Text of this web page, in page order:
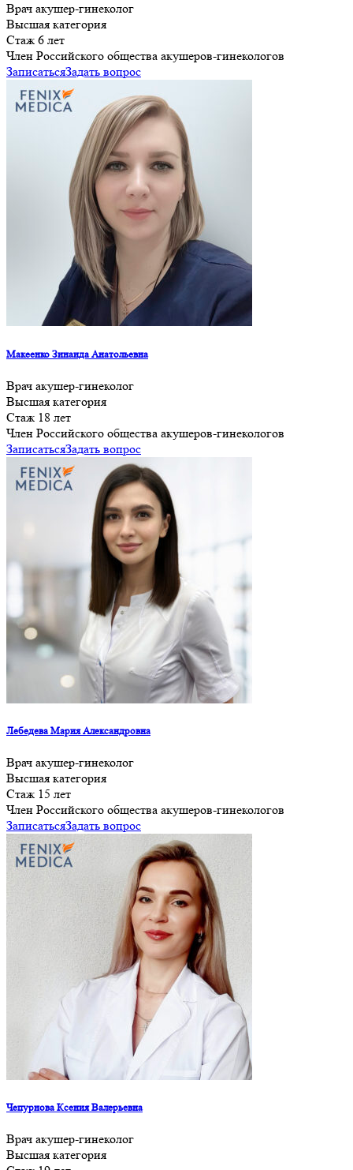
Врач акушер-гинеколог
Высшая категория
Стаж 6 лет
Член Российского общества акушеров-гинекологов
ЗаписатьсяЗадать вопрос
Макеенко Зинаида Анатольевна
Врач акушер-гинеколог
Высшая категория
Стаж 18 лет
Член Российского общества акушеров-гинекологов
ЗаписатьсяЗадать вопрос
Лебедева Мария Александровна
Врач акушер-гинеколог
Высшая категория
Стаж 15 лет
Член Российского общества акушеров-гинекологов
ЗаписатьсяЗадать вопрос
Чепурнова Ксения Валерьевна
Врач акушер-гинеколог
Высшая категория